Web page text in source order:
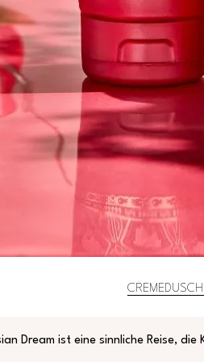
Dream ist eine sinnliche Reise,